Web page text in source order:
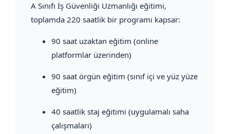
A Sınıfı İş Güvenliği Uzmanlığı eğitimi,
toplamda 220 saatlik bir programı kapsar:
90 saat uzaktan eğitim (online
platformlar üzerinden)
90 saat örgün eğitim (sınıf içi ve yüz yüze
eğitim)
40 saatlik staj eğitimi (uygulamalı saha
çalışmaları)